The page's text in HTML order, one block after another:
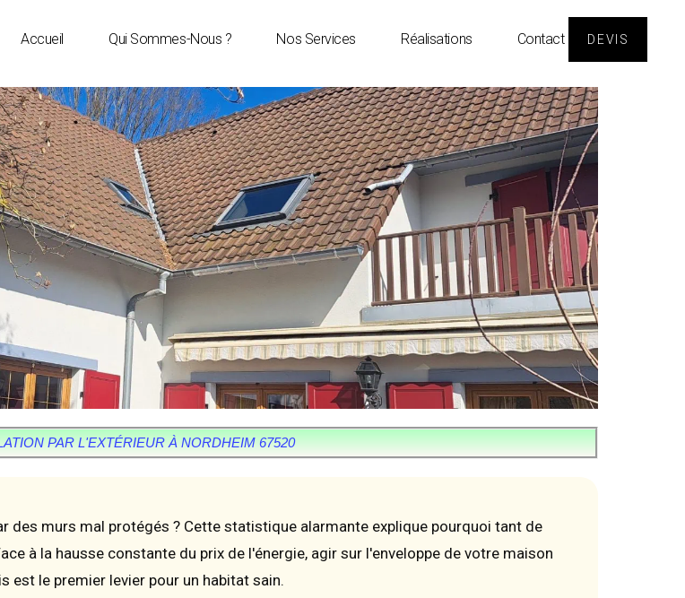
Accueil Qui Sommes-Nous ? Nos Services Réalisations Contact DEVIS
PAR L'EXTÉRIEUR À NORDHEIM 67520
des murs mal protégés ? Cette statistique alarmante explique pourquoi tant de
à la hausse constante du prix de l'énergie, agir sur l'enveloppe de votre maison
est le premier levier pour un habitat sain.